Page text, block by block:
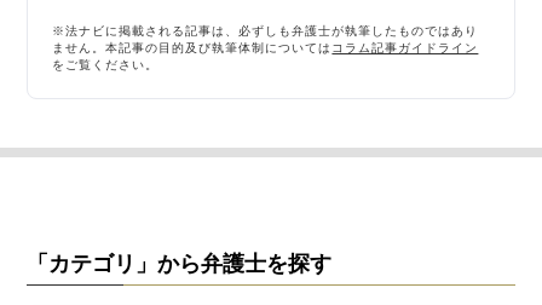
※法ナビに掲載される記事は、必ずしも弁護士が執筆したものではあり
ません。本記事の目的及び執筆体制については コラム記事ガイドライン
をご覧ください。
「カテゴリ」から弁護士を探す